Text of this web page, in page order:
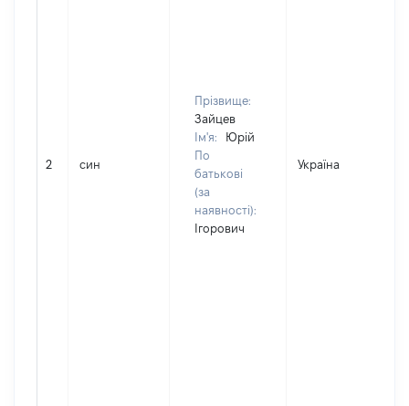
2 син
Прізвище:
Зайцев
Ім'я:
Юрій
По
батькові
(за
наявності):
Ігорович
Україна